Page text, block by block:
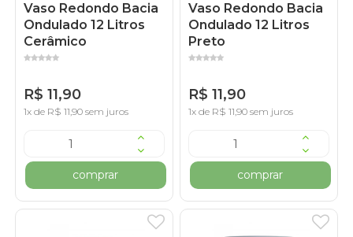
Vaso Redondo Bacia
Ondulado 12 Litros
Cerâmico
R$ 11,90
1x de R$ 11,90 sem juros
comprar
Vaso Redondo Bacia
Ondulado 12 Litros
Preto
R$ 11,90
1x de R$ 11,90 sem juros
comprar